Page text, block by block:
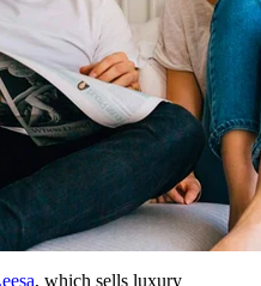
, which sells luxury